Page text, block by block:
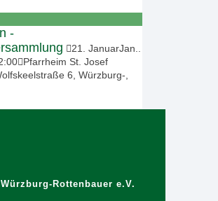
-
21 JanuarJan.
Pfarrheim St. Josef
6, Würzburg-,
Rottenbauer e.V.